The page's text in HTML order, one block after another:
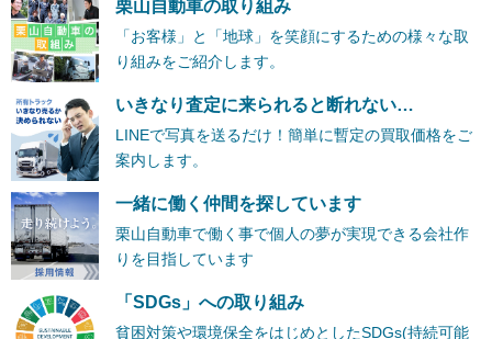
栗山自動車の取り組み
「お客様」と「地球」を笑顔にするための様々な取
り組みをご紹介します。
いきなり査定に来られると断れない…
LINEで写真を送るだけ！簡単に暫定の買取価格をご
案内します。
一緒に働く仲間を探しています
栗山自動車で働く事で個人の夢が実現できる会社作
りを目指しています
「SDGs」への取り組み
貧困対策や環境保全をはじめとしたSDGs(持続可能